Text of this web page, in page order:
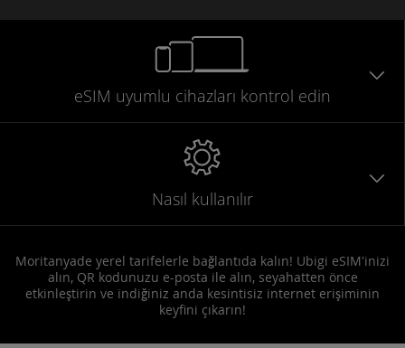
eSIM uyumlu cihazları kontrol edin
Nasıl kullanılır
Moritanyade yerel tarifelerle bağlantıda kalın! Ubigi eSIM'inizi
alın, QR kodunuzu e-posta ile alın, seyahatten önce
etkinleştirin ve indiğiniz anda kesintisiz internet erişiminin
keyfini çıkarın!